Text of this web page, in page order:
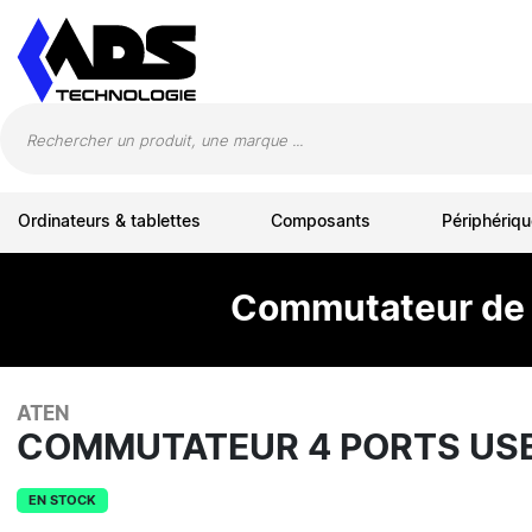
Ordinateurs & tablettes Composants
Commutateur
ATEN
COMMUTATEUR 4 PORTS
EN STOCK